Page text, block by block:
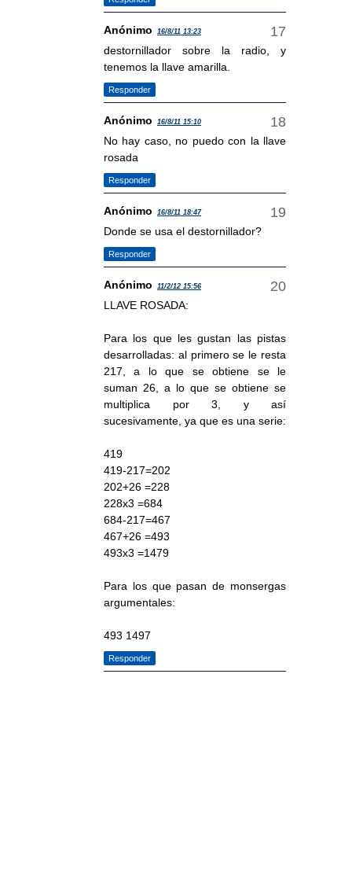
Anónimo 16/8/11 13:23
destornillador sobre la radio, y
tenemos la llave amarilla.
Responder
Anónimo 16/8/11 15:10
No hay caso, no puedo con la llave
rosada
Responder
Anónimo 16/8/11 18:47
Donde se usa el destornillador?
Responder
Anónimo 11/2/12 15:56
LLAVE ROSADA:
Para los que les gustan las pistas
desarrolladas: al primero se le resta
217, a lo que se obtiene se le
suman 26, a lo que se obtiene se
multiplica por 3, y así
sucesivamente, ya que es una serie:
419
419-217=202
202+26 =228
228x3 =684
684-217=467
467+26 =493
493x3 =1479
Para los que pasan de monsergas
argumentales:
493 1497
Responder